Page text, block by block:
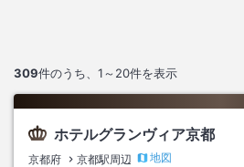
309件のうち、 1～20件を表示
ホテルグランヴィア京都
京都府 京都駅周辺
地図